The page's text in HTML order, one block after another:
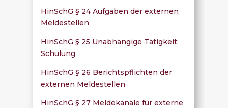
HinSchG § 24 Aufgaben der externen
Meldestellen
HinSchG § 25 Unabhängige Tätigkeit;
Schulung
HinSchG § 26 Berichtspflichten der
externen Meldestellen
HinSchG § 27 Meldekanäle für externe